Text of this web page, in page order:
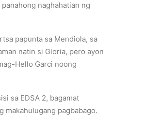
naghahatian ng
papunta sa Mendiola, sa
natin si Gloria, pero ayon
Hello Garci noong
sa EDSA 2, bagamat
makahulugang pagbabago.